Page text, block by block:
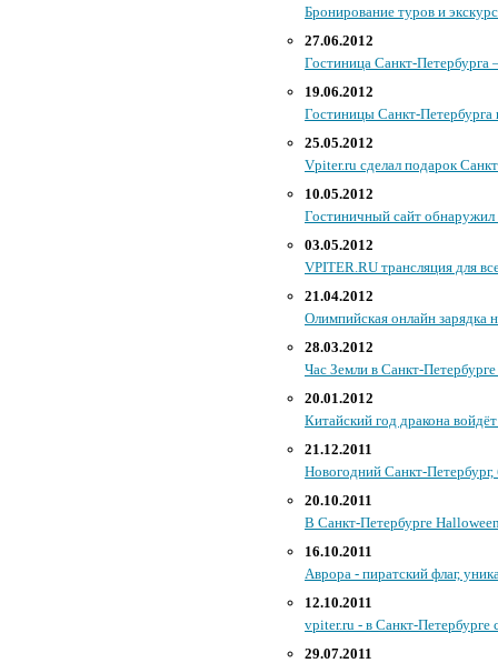
Бронирование туров и
27.06.2012
Гостиница Санкт-
19.06.2012
Гостиницы Санкт-
25.05.2012
Vpiter.ru сделал подарок
10.05.2012
Гостиничный сайт
03.05.2012
VPITER.RU трансляция для
21.04.2012
Олимпийская онлайн зарядка
28.03.2012
Час Земли в Санкт-
20.01.2012
Китайский год дракона
21.12.2011
Новогодний Санкт-Петербург,
20.10.2011
В Санкт-Петербурге
16.10.2011
Аврора - пиратский флаг,
12.10.2011
vpiter.ru - в Санкт-Петербурге
29.07.2011